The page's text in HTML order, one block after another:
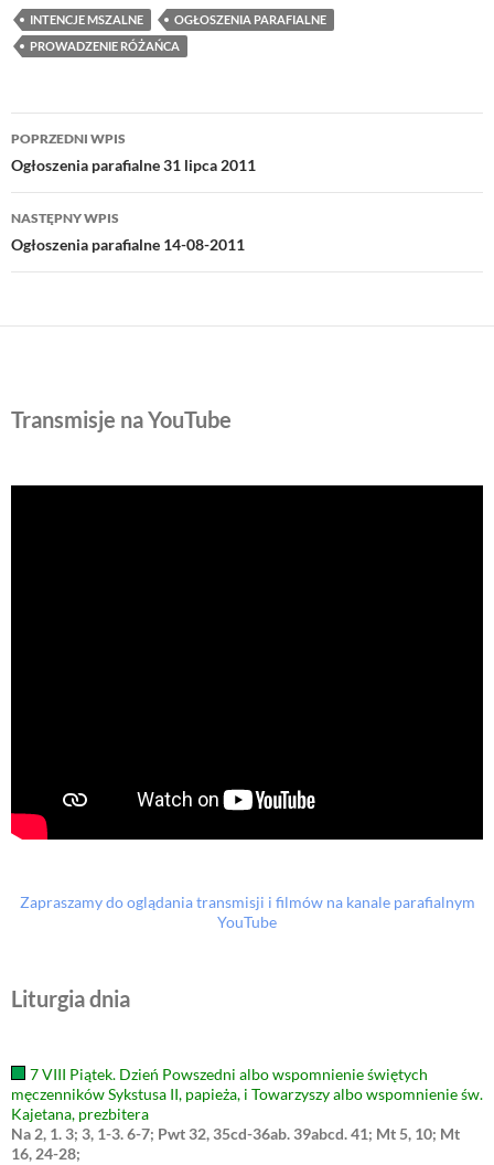
INTENCJE MSZALNE
OGŁOSZENIA PARAFIALNE
PROWADZENIE RÓŻAŃCA
Nawigacja
wpisu
POPRZEDNI WPIS
Ogłoszenia parafialne 31 lipca 2011
NASTĘPNY WPIS
Ogłoszenia parafialne 14-08-2011
Transmisje na YouTube
Zapraszamy do oglądania transmisji i filmów na kanale parafialnym
YouTube
Liturgia dnia
7 VIII Piątek. Dzień Powszedni albo wspomnienie świętych
męczenników Sykstusa II, papieża, i Towarzyszy albo wspomnienie św.
Kajetana, prezbitera
Na 2, 1. 3; 3, 1-3. 6-7; Pwt 32, 35cd-36ab. 39abcd. 41; Mt 5, 10; Mt
16, 24-28;